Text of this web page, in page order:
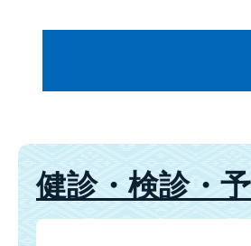
健診・検診・